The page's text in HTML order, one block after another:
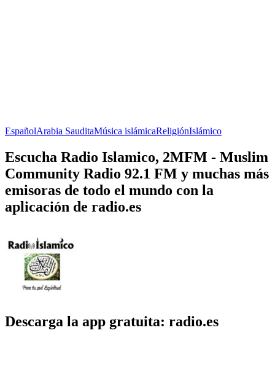
EspañolArabia SauditaMúsica islámicaReligiónIslámico
Escucha Radio Islamico, 2MFM - Muslim
Community Radio 92.1 FM y muchas más
emisoras de todo el mundo con la
aplicación de radio.es
Descarga la app gratuita: radio.es